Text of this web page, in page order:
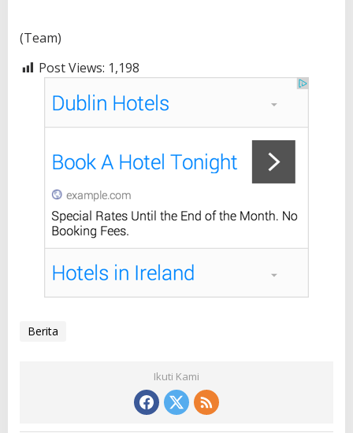
(Team)
Post Views: 1,198
Berita
Ikuti Kami